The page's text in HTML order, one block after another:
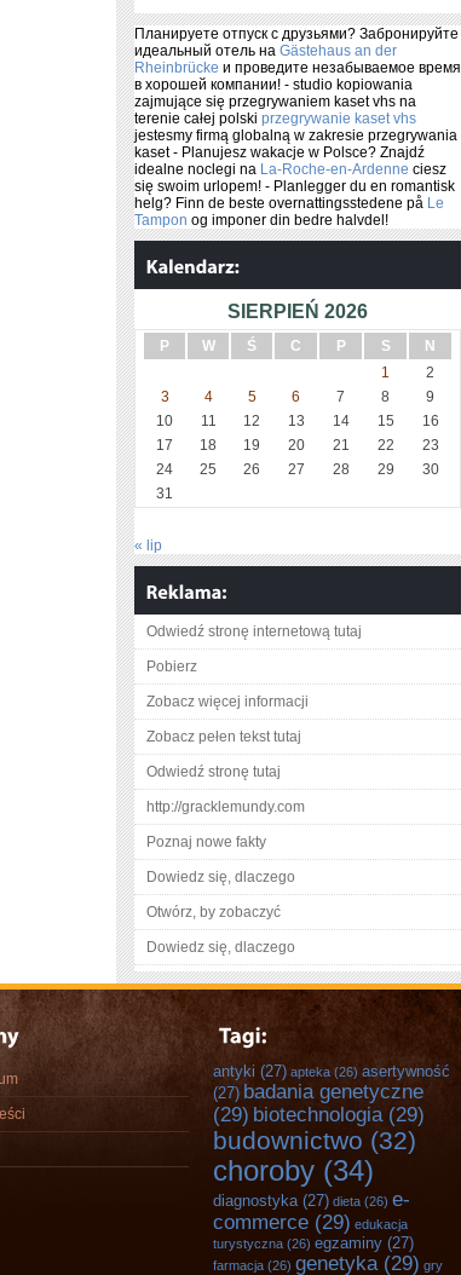
Планируете отпуск с друзьями? Забронируйте
идеальный отель на Gästehaus an der
Rheinbrücke и проведите незабываемое время
в хорошей компании! - studio kopiowania
zajmujące się przegrywaniem kaset vhs na
terenie całej polski przegrywanie kaset vhs
jestesmy firmą globalną w zakresie przegrywania
kaset - Planujesz wakacje w Polsce? Znajdź
idealne noclegi na La-Roche-en-Ardenne ciesz
się swoim urlopem! - Planlegger du en romantisk
helg? Finn de beste overnattingsstedene på Le
Tampon og imponer din bedre halvdel!
SIERPIEŃ 2026
P W Ś C P S
N
1
2
3
4 5 6 7 8
9
10
11 12 13 14 15
16
17
18 19 20 21 22
23
24
25 26 27 28 29
30
31
« lip
Odwiedź stronę internetową tutaj
Pobierz
Zobacz więcej informacji
Zobacz pełen tekst tutaj
Odwiedź stronę tutaj
http://gracklemundy.com
Poznaj nowe fakty
Dowiedz się, dlaczego
Otwórz, by zobaczyć
Dowiedz się, dlaczego
antyki (27) apteka (26) asertywność
(27) badania genetyczne
(29) biotechnologia (29)
budownictwo (32)
choroby (34)
diagnostyka(27) dieta (26) e-
commerce (29) edukacja
turystyczna (26) egzaminy (27)
farmacja (26) genetyka (29) gry